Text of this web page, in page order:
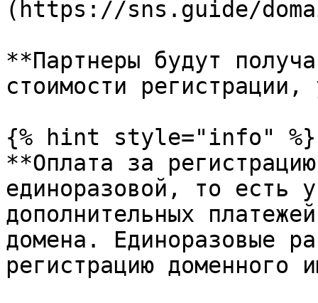
(https://sns.guide/
**Партнеры будут
стоимости
{% hint style="info" %}
**Оплата за
единоразовой, то есть
дополнительных
домена. Единоразовые
регистрацию доменного